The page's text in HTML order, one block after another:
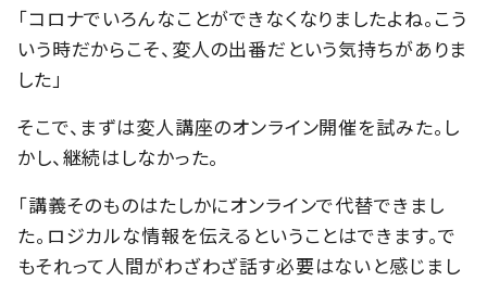
「コロナでいろんなことができなくなりましたよね。こう
いう時だからこそ、変人の出番だという気持ちがありま
した」
そこで、まずは変人講座のオンライン開催を試みた。し
かし、継続はしなかった。
「講義そのものはたしかにオンラインで代替できまし
た。ロジカルな情報を伝えるということはできます。で
もそれって人間がわざわざ話す必要はないと感じまし